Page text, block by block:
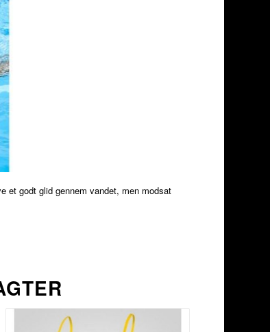
et godt glid gennem vandet, men modsat